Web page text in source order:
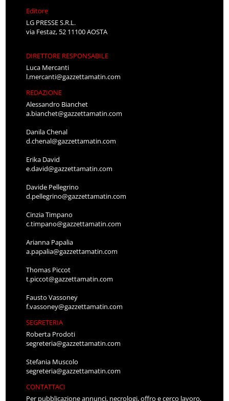
Editore
LG PRESSE S.R.L.
via Festaz, 52 11100 AOSTA
DIRETTORE RESPONSABILE
Luca Mercanti
l.mercanti@gazzettamatin.com
REDAZIONE
Alessandro Bianchet
a.bianchet@gazzettamatin.com
Danila Chenal
d.chenal@gazzettamatin.com
Erika David
e.david@gazzettamatin.com
Davide Pellegrino
d.pellegrino@gazzettamatin.com
Cinzia Timpano
c.timpano@gazzettamatin.com
Arianna Papalia
a.papalia@gazzettamatin.com
Thomas Piccot
t.piccot@gazzettamatin.com
Fausto Vassoney
f.vassoney@gazzettamatin.com
SEGRETERIA
Roberta Prodoti
segreteria@gazzettamatin.com
Stefania Muscolo
segreteria@gazzettamatin.com
CONTATTACI
Per pubblicazione annunci, necrologi, offro e cerco lavoro,